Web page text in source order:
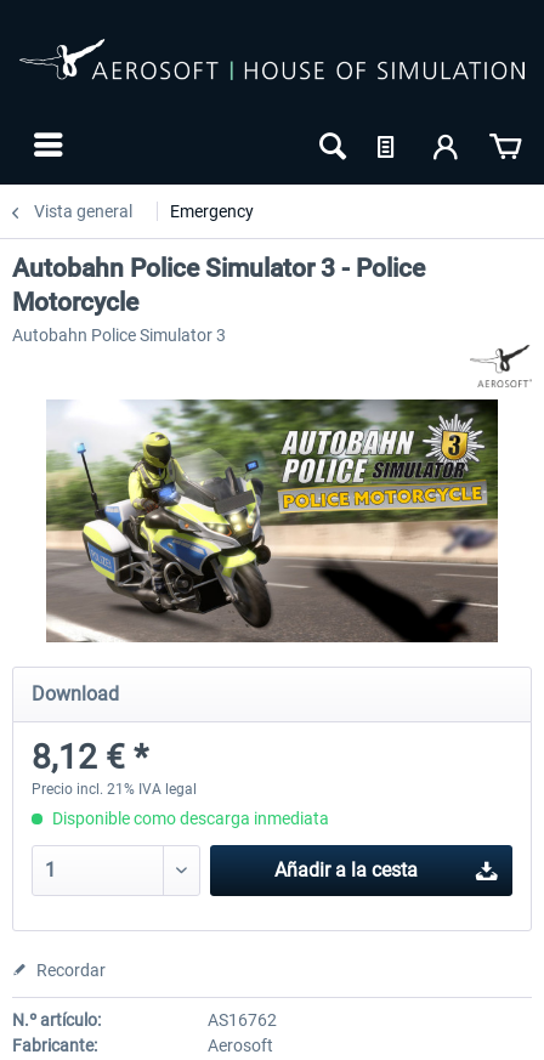
Vista general Emergency
Global Rescue
-10
NUEVO
Launch Discount
Emergency Call - The
Simulation 3
Autobahn Police Simulator 3 - Police
Motorcycle
Autobahn Police Simulator 3
Download
8,12 € *
Precio incl. 21% IVA legal
Disponible como descarga inmediata
Añadir a la cesta
Recordar
N.º artículo:
AS16762
Fabricante:
Aerosoft